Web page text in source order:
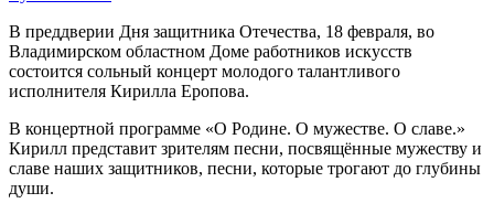
В преддверии Дня защитника Отечества, 18 февраля, во
Владимирском областном Доме работников искусств
состоится сольный концерт молодого талантливого
исполнителя Кирилла Еропова.
В концертной программе «О Родине. О мужестве. О славе.»
Кирилл представит зрителям песни, посвящённые мужеству и
славе наших защитников, песни, которые трогают до глубины
души.